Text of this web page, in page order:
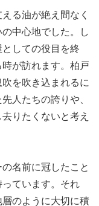
る油が絶え間なく
中心地でした。し
しての役目を終
が訪れます。柏戸
を吹き込まれるに
人たちの誇りや、
りたくないと考え
名前に冠したこと
ています。それ
のように大切に積